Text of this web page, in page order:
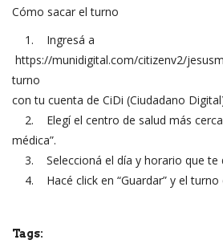
Cómo sacar el turno
1. Ingresá a
https://munidigital.com/citizenv2/
turno
con tu cuenta de CiDi (Ciudadano
2. Elegí el centro de salud más
médica”.
3. Seleccioná el día y horario que te
4. Hacé click en “Guardar” y el turno
Tags: